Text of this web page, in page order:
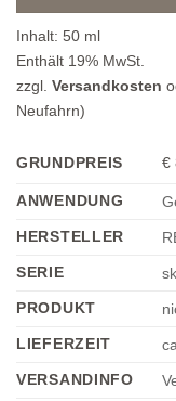
Mail-
Adresse
ein,
um
sich
die
für
dieses
Inhalt: 50 ml
Enthält 19% MwSt.
zzgl. Versandkosten
Neufahrn)
GRUNDPREIS €
ANWENDUNG
HERSTELLER
SERIE
PRODUKT
LIEFERZEIT
VERSANDINFO